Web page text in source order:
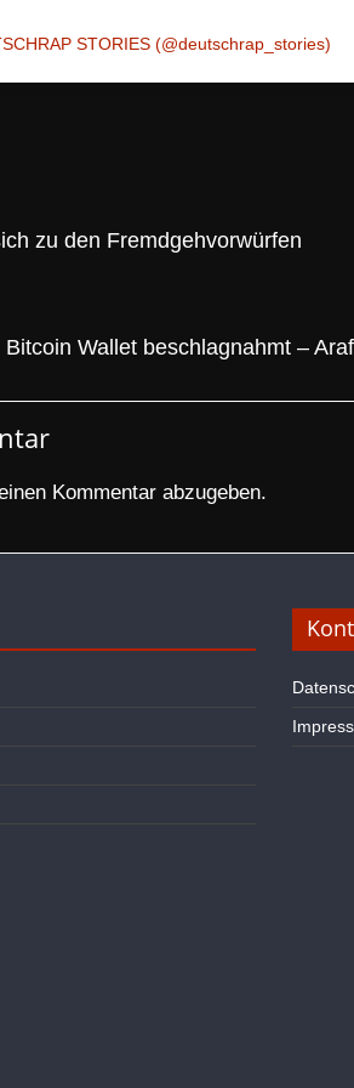
STORIES (@deutschrap_stories)
zu den Fremdgehvorwürfen
Bitcoin Wallet beschlagnahmt –
Kommentar abzugeben.